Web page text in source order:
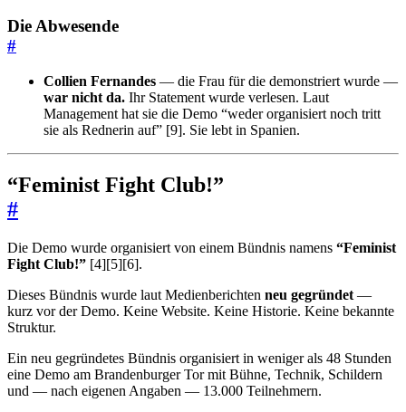
Die Abwesende
#
Collien Fernandes — die Frau für die demonstriert wurde —
war nicht da. Ihr Statement wurde verlesen. Laut
Management hat sie die Demo “weder organisiert noch tritt
sie als Rednerin auf” [9]. Sie lebt in Spanien.
“Feminist Fight Club!”
#
Die Demo wurde organisiert von einem Bündnis namens “Feminist
Fight Club!” [4][5][6].
Dieses Bündnis wurde laut Medienberichten neu gegründet —
kurz vor der Demo. Keine Website. Keine Historie. Keine bekannte
Struktur.
Ein neu gegründetes Bündnis organisiert in weniger als 48 Stunden
eine Demo am Brandenburger Tor mit Bühne, Technik, Schildern
und — nach eigenen Angaben — 13.000 Teilnehmern.